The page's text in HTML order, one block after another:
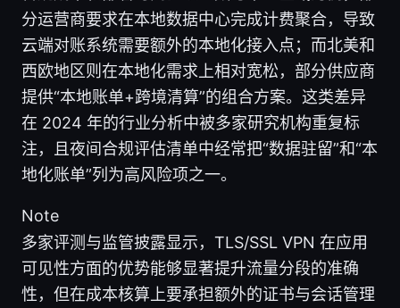
分运营商要求在本地数据中心完成计费聚合，导致
云端对账系统需要额外的本地化接入点；而北美和
西欧地区则在本地化需求上相对宽松，部分供应商
提供“本地账单+跨境清算”的组合方案。这类差异
在 2024 年的行业分析中被多家研究机构重复标
注，且夜间合规评估清单中经常把“数据驻留”和“本
地化账单”列为高风险项之一。
Note
多家评测与监管披露显示，TLS/SSL VPN 在应用
可见性方面的优势能够显著提升流量分段的准确
性，但在成本核算上要承担额外的证书与会话管理